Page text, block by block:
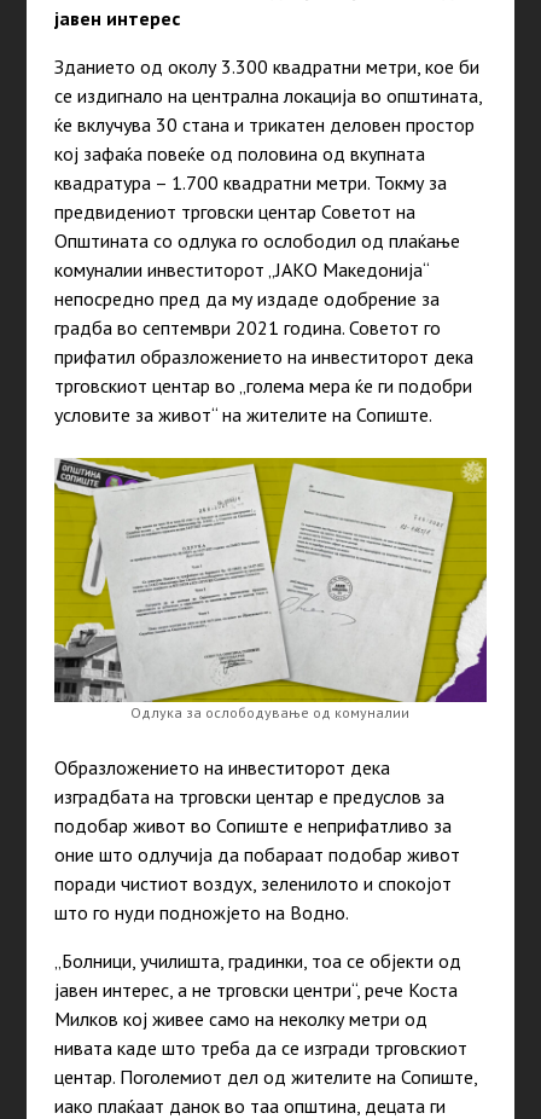
јавен интерес
Зданието од околу 3.300 квадратни метри, кое би
се издигнало на централна локација во општината,
ќе вклучува 30 стана и трикатен деловен простор
кој зафаќа повеќе од половина од вкупната
квадратура – 1.700 квадратни метри. Токму за
предвидениот трговски центар Советот на
Општината со одлука го ослободил од плаќање
комуналии инвеститорот „ЈАКО Македонија“
непосредно пред да му издаде одобрение за
градба во септември 2021 година. Советот го
прифатил образложението на инвеститорот дека
трговскиот центар во „голема мера ќе ги подобри
условите за живот“ на жителите на Сопиште.
Oдлука за ослободување од комуналии
Образложението на инвеститорот дека
изградбата на трговски центар е предуслов за
подобар живот во Сопиште е неприфатливо за
оние што одлучија да побараат подобар живот
поради чистиот воздух, зеленилото и спокојот
што го нуди подножјето на Водно.
„Болници, училишта, градинки, тоа се објекти од
јавен интерес, а не трговски центри“, рече Коста
Милков кој живее само на неколку метри од
нивата каде што треба да се изгради трговскиот
центар. Поголемиот дел од жителите на Сопиште,
иако плаќаат данок во таа општина, децата ги